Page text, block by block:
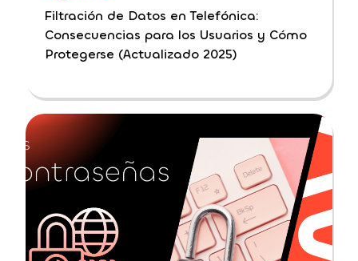
Filtración de Datos en Telefónica:
Consecuencias para los Usuarios y Cómo
Protegerse (Actualizado 2025)